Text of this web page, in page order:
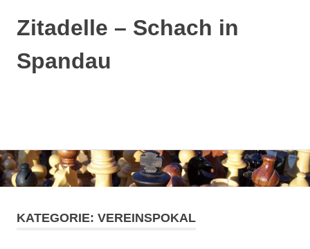
Zum
Inhalt
springen
Zitadelle – Schach in
Spandau
KATEGORIE: VEREINSPOKAL